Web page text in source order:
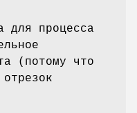
для процесса
(потому что